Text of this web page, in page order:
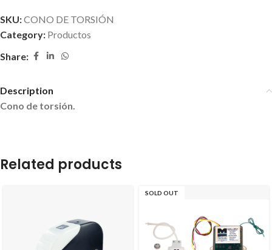
SKU:CONO DE TORSIÓN
Category: Productos
Share:
Description
Cono de torsión.
Related products
SOLD OUT